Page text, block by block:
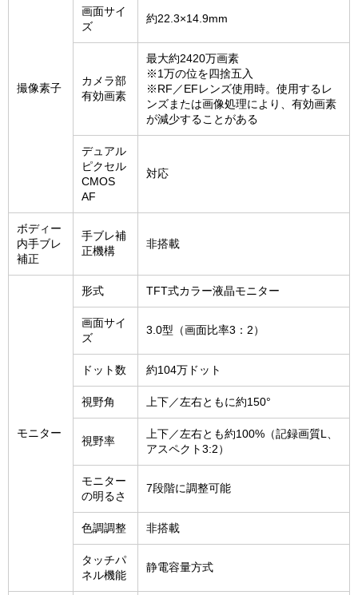
撮像素子
画面サイ
ズ
約22.3×14.9mm
カメラ部
有効画素
最大約2420万画素
※1万の位を四捨五入
※RF／EFレンズ使用時。使用するレ
ンズまたは画像処理により、有効画素
が減少することがある
デュアル
ピクセル
CMOS
AF
対応
ボディー
内手ブレ
補正
手ブレ補
正機構
非搭載
モニター
形式 TFT式カラー液晶モニター
画面サイ
ズ
3.0型（画面比率3：2）
ドット数 約104万ドット
視野角 上下／左右ともに約150°
視野率
上下／左右とも約100%（記録画質L、
アスペクト3:2）
モニター
の明るさ
7段階に調整可能
色調調整 非搭載
タッチパ
ネル機能
静電容量方式